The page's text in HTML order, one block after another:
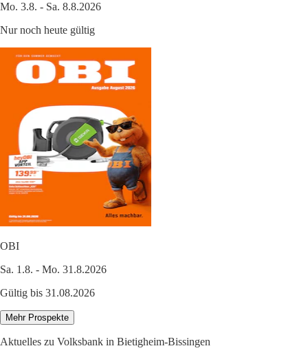
Mo. 3.8. - Sa. 8.8.2026
Nur noch heute gültig
OBI
Sa. 1.8. - Mo. 31.8.2026
Gültig bis 31.08.2026
Mehr Prospekte
Aktuelles zu Volksbank in Bietigheim-Bissingen